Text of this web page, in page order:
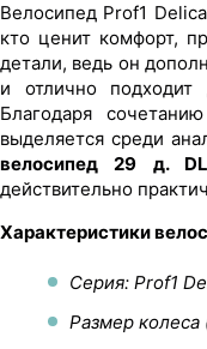
Велосипед Prof1
кто ценит комфорт,
детали, ведь он
и отлично подходит
Благодаря
выделяется среди
велосипед 29 д.
действительно
Характеристики
Серия: Prof1
Размер